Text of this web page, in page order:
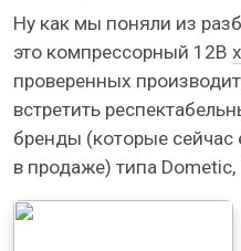
Ну как мы поняли из
это компрессорный 12В
проверенных
встретить
бренды (которые сейчас
в продаже) типа